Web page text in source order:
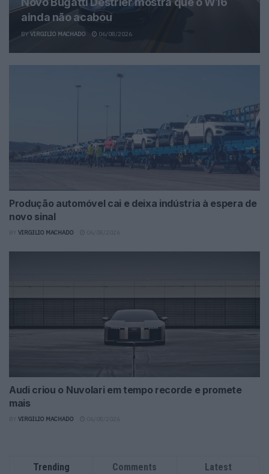
ainda não acabou
BY VIRGILIO MACHADO 06/08/2026
Produção automóvel cai e deixa indústria à espera de
novo sinal
VIRGILIO MACHADO
Audi criou o Nuvolari em tempo recorde e promete
mais
VIRGILIO MACHADO
Trending Comments Latest